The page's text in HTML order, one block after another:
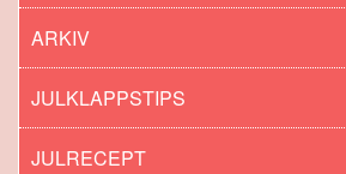
ARKIV
JULKLAPPSTIPS
JULRECEPT